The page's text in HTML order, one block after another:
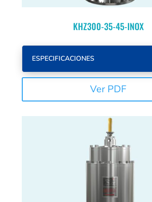
KHZ300-35-45-INOX
ESPECIFICACIONES
Ver PDF